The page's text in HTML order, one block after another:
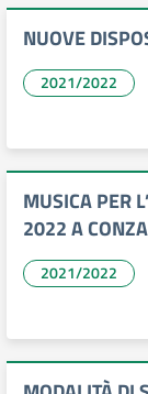
NUOVE
2021/2022
MUSICA PER
2022 A
2021/2022